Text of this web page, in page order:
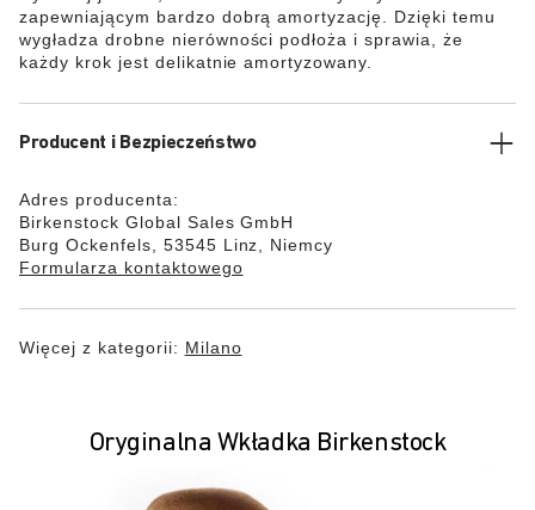
zapewniającym bardzo dobrą amortyzację. Dzięki temu
wygładza drobne nierówności podłoża i sprawia, że
każdy krok jest delikatnie amortyzowany.
Producent i Bezpieczeństwo
Adres producenta:
Birkenstock Global Sales GmbH
Burg Ockenfels, 53545 Linz, Niemcy
Formularza kontaktowego
Więcej z kategorii: Milano
Oryginalna Wkładka Birkenstock